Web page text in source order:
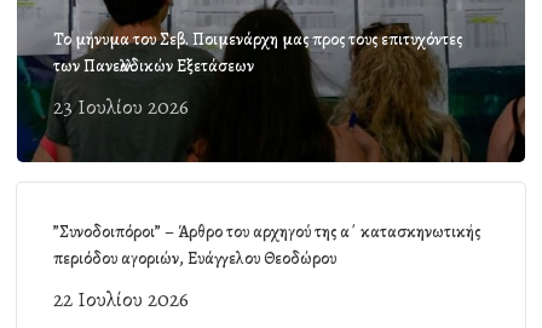
Το μήνυμα του Σεβ. Ποιμενάρχη μας προς τους επιτυχόντες
των Πανελλαδικών Εξετάσεων
23 Ιουλίου 2026
”Συνοδοιπόροι” – Άρθρο του αρχηγού της α΄ κατασκηνωτικής
περιόδου αγοριών, Ευάγγελου Θεοδώρου
22 Ιουλίου 2026